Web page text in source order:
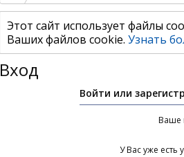
Этот сайт использует файлы
Ваших файлов cookie. Узнать
Вход
Войти или
Ваше
У Вас уже есть